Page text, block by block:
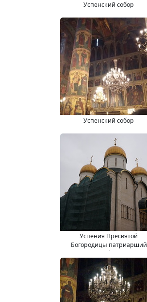
Успенский собор
Успенский собор
Успения Пресвятой
Богородицы патриарший
собор